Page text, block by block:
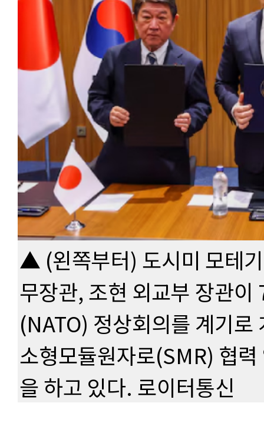
▲ (왼쪽부터) 도시미 모테
무장관, 조현 외교부 장관
(NATO) 정상회의를 계기
소형모듈원자로(SMR) 협
을 하고 있다. 로이터통신